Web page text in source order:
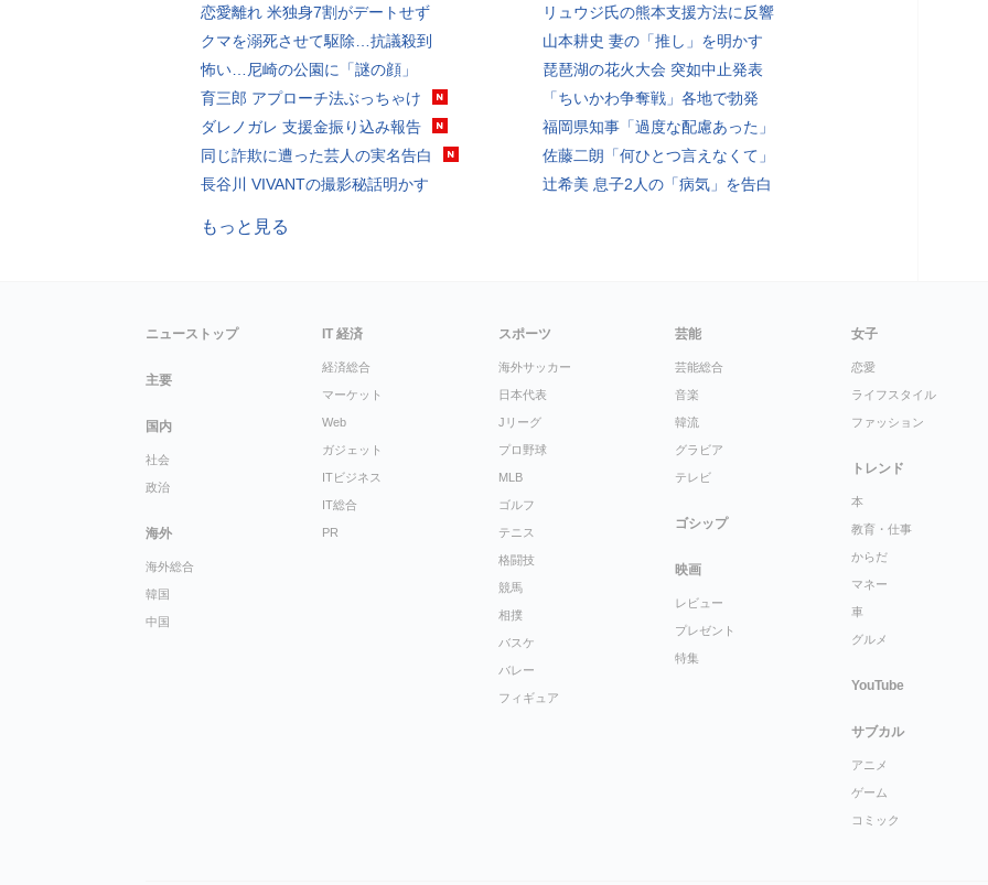
恋愛離れ 米独身7割がデートせず
クマを溺死させて駆除…抗議殺到
怖い…尼崎の公園に「謎の顔」
育三郎 アプローチ法ぶっちゃけ
ダレノガレ 支援金振り込み報告
同じ詐欺に遭った芸人の実名告白
長谷川 VIVANTの撮影秘話明かす
リュウジ氏の熊本支援方法に反響
山本耕史 妻の「推し」を明かす
琵琶湖の花火大会 突如中止発表
「ちいかわ争奪戦」各地で勃発
福岡県知事「過度な配慮あった」
佐藤二朗「何ひとつ言えなくて」
辻希美 息子2人の「病気」を告白
もっと見る
ニューストップ
主要
国内
社会
政治
海外
海外総合
韓国
中国
IT 経済
経済総合
マーケット
Web
ガジェット
ITビジネス
IT総合
PR
スポーツ
海外サッカー
日本代表
Jリーグ
プロ野球
MLB
ゴルフ
テニス
格闘技
競馬
相撲
バスケ
バレー
フィギュア
芸能
芸能総合
音楽
韓流
グラビア
テレビ
ゴシップ
映画
レビュー
プレゼント
特集
女子
恋愛
ライフスタイル
ファッション
トレンド
本
教育・仕事
からだ
マネー
車
グルメ
YouTube
サブカル
アニメ
ゲーム
コミック